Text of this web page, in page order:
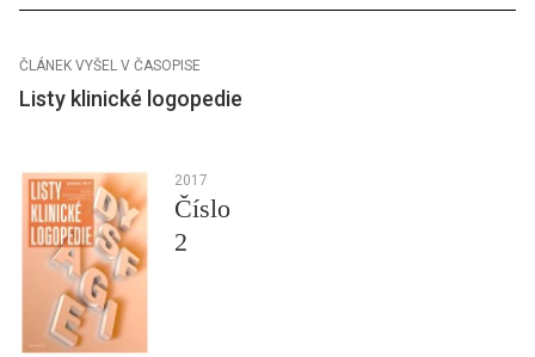
ČLÁNEK VYŠEL V ČASOPISE
Listy klinické logopedie
2017
Číslo
2